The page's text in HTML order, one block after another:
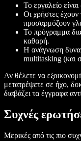
Το εργαλείο
Οι χρήστες
προσαρμόζουν
Το πρόγραμμα
καθαρή.
Η ανάγνωση
multitasking (και
Αν θέλετε να
μετατρέψετε σε ήχο,
διαβάζει τα έγγραφα
Συχνές
Μερικές από τις πιο